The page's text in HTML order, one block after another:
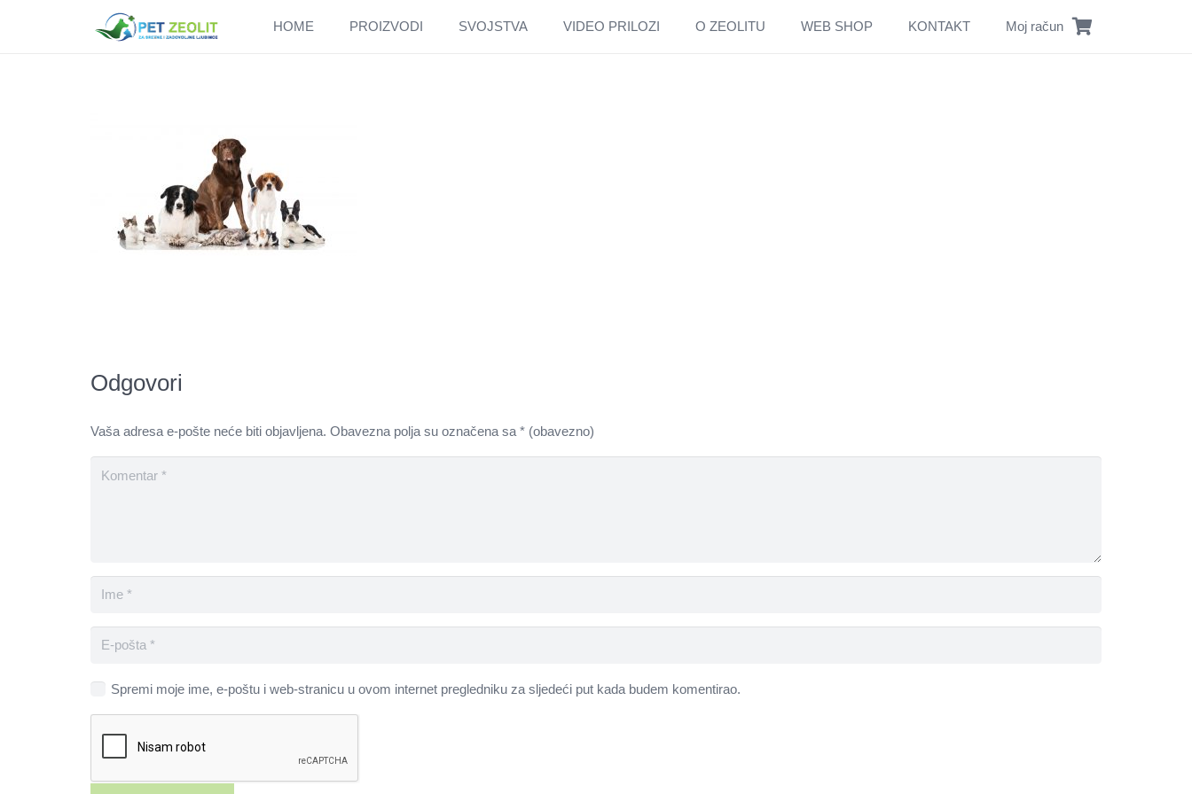
HOME PROIZVODI SVOJSTVA VIDEO PRILOZI O ZEOLITU WEB SHOP KONTAKT Moj račun
Odgovori
Vaša adresa e-pošte neće biti objavljena. Obavezna polja su označena sa * (obavezno)
Spremi moje ime, e-poštu i web-stranicu u ovom internet pregledniku za sljedeći put kada budem komentirao.